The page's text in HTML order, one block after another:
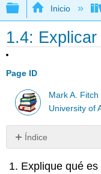
Expandir/
Inicio
1.4:
Page ID
Mark A. Fitch
University of
Índice
Sin
Explique qué